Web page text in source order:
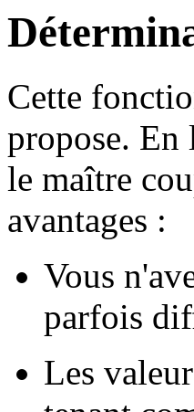
Cette
propose. En
le maître
avantages :
Vous
parfois
Les